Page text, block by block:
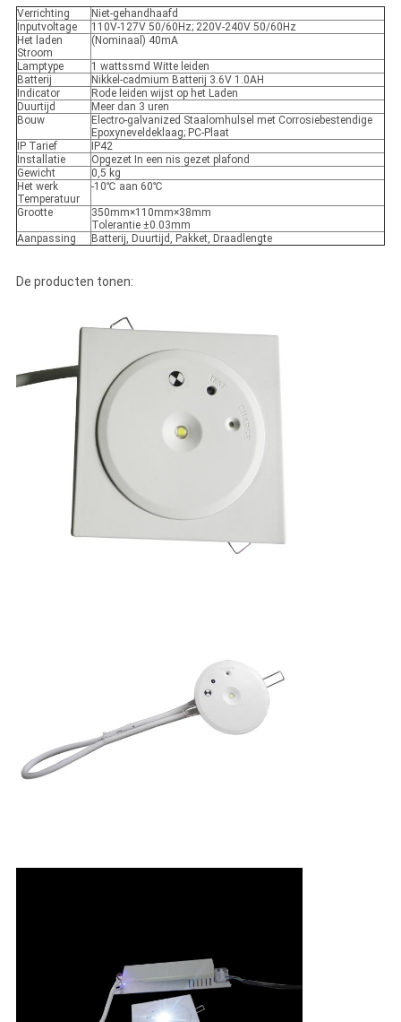
Verrichting
Niet-gehandhaafd
Inputvoltage
110V-127V 50/60Hz; 220V-240V 50/60Hz
Het laden
Stroom
(Nominaal) 40mA
Lamptype
1 wattssmd Witte leiden
Batterij
Nikkel-cadmium Batterij 3.6V 1.0AH
Indicator
Rode leiden wijst op het Laden
Duurtijd
Meer dan 3 uren
Bouw
Electro-galvanized Staalomhulsel met Corrosiebestendige
Epoxyneveldeklaag; PC-Plaat
IP Tarief
IP42
Installatie
Opgezet In een nis gezet plafond
Gewicht
0,5 kg
Het werk
Temperatuur
-10℃ aan 60℃
Grootte
350mm×110mm×38mm
Tolerantie ±0.03mm
Aanpassing
Batterij, Duurtijd, Pakket, Draadlengte
De producten tonen: